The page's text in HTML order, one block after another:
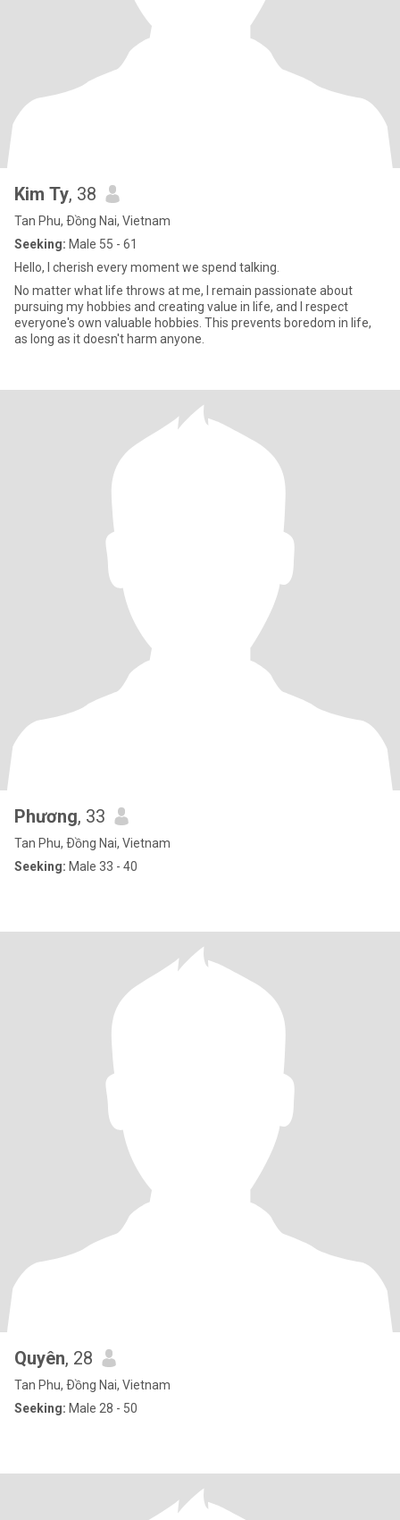
Kim Ty, 38
Tan Phu, Ðồng Nai, Vietnam
Seeking: Male 55 - 61
Hello, I cherish every moment we spend talking.
No matter what life throws at me, I remain passionate about
pursuing my hobbies and creating value in life, and I respect
everyone's own valuable hobbies. This prevents boredom in life,
as long as it doesn't harm anyone.
Phương, 33
Tan Phu, Ðồng Nai, Vietnam
Seeking: Male 33 - 40
Quyên, 28
Tan Phu, Ðồng Nai, Vietnam
Seeking: Male 28 - 50